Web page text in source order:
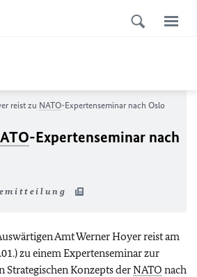
reist zu NATO-Expertenseminar nach Oslo
-Expertenseminar nach
Amt Werner Hoyer reist am
zu einem Expertenseminar zur
Strategischen Konzepts derNATO nach